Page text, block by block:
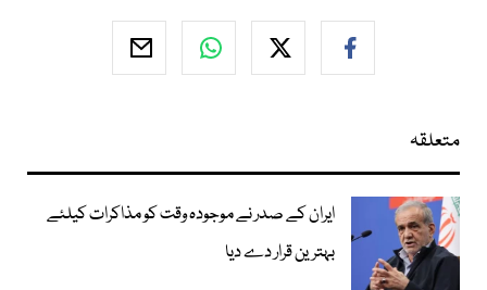
متعلقہ
ایران کے صدر نے موجودہ وقت کو مذاکرات کیلئے
بہترین قرار دے دیا